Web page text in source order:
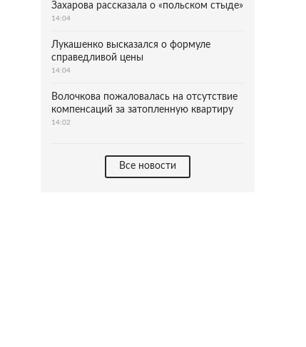
Захарова рассказала о «польском стыде»
14:04
Лукашенко высказался о формуле
справедливой цены
14:04
Волочкова пожаловалась на отсутствие
компенсаций за затопленную квартиру
14:02
Все новости